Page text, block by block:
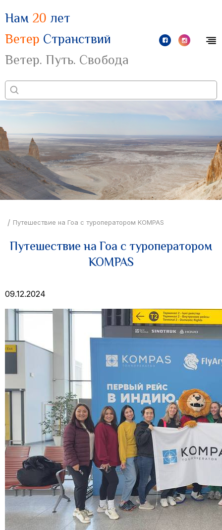
Нам 20 лет
Ветер Странствий
Ветер. Путь. Свобода
/ Путешествие на Гоа с туроператором KOMPAS
Путешествие на Гоа с туроператором
KOMPAS
09.12.2024